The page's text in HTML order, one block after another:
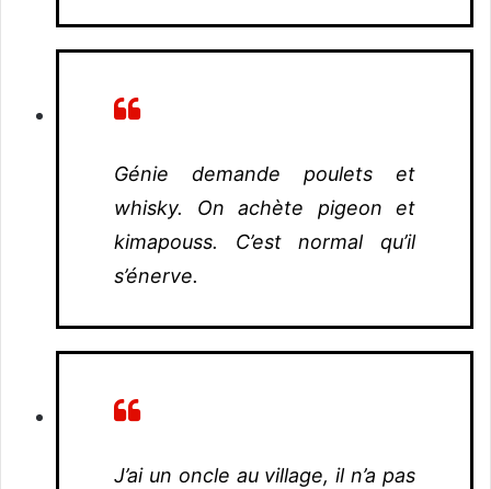
Génie demande poulets et
whisky. On achète pigeon et
kimapouss. C’est normal qu’il
s’énerve.
J’ai un oncle au village, il n’a pas